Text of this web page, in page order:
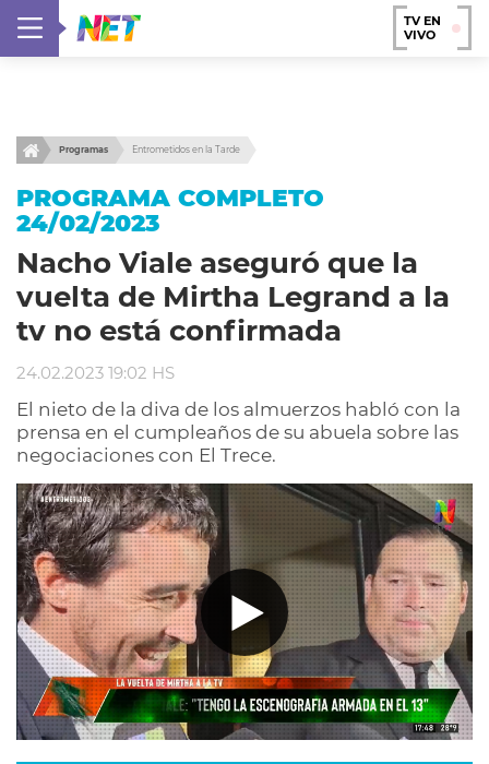
TV EN
VIVO
Programas Entrometidos en la Tarde
PROGRAMA COMPLETO
24/02/2023
Nacho Viale aseguró que la
vuelta de Mirtha Legrand a la
tv no está confirmada
24.02.2023 19:02 HS
El nieto de la diva de los almuerzos habló con la
prensa en el cumpleaños de su abuela sobre las
negociaciones con El Trece.